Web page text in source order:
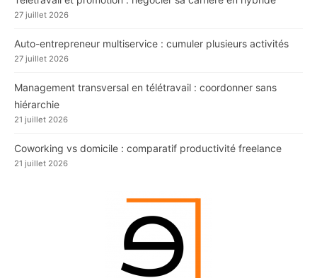
27 juillet 2026
Auto-entrepreneur multiservice : cumuler plusieurs activités
27 juillet 2026
Management transversal en télétravail : coordonner sans
hiérarchie
21 juillet 2026
Coworking vs domicile : comparatif productivité freelance
21 juillet 2026